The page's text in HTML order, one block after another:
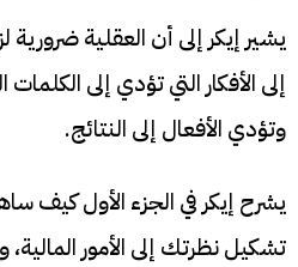
يشير إيكر إلى أن العقلية ضرورية
إلى الأفكار التي تؤدي إلى الكلمات
وتؤدي الأفعال إلى النتائج.
يشرح إيكر في الجزء الأول كيف
تشكيل نظرتك إلى الأمور